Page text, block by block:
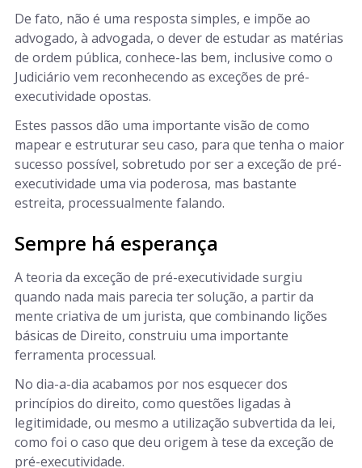
De fato, não é uma resposta simples, e impõe ao
advogado, à advogada, o dever de estudar as matérias
de ordem pública, conhece-las bem, inclusive como o
Judiciário vem reconhecendo as exceções de pré-
executividade opostas.
Estes passos dão uma importante visão de como
mapear e estruturar seu caso, para que tenha o maior
sucesso possível, sobretudo por ser a exceção de pré-
executividade uma via poderosa, mas bastante
estreita, processualmente falando.
Sempre há esperança
A teoria da exceção de pré-executividade surgiu
quando nada mais parecia ter solução, a partir da
mente criativa de um jurista, que combinando lições
básicas de Direito, construiu uma importante
ferramenta processual.
No dia-a-dia acabamos por nos esquecer dos
princípios do direito, como questões ligadas à
legitimidade, ou mesmo a utilização subvertida da lei,
como foi o caso que deu origem à tese da exceção de
pré-executividade.